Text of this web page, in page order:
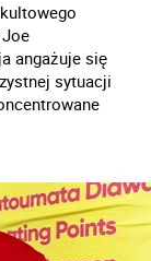
angażuje się
sytuacji